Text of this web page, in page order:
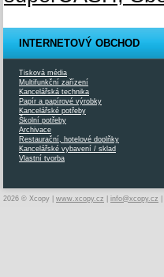
INTERNETOVÝ OBCHOD
Tisková média
Multifunkční zařízení
Kancelářská technika
Papír a papírové výrobky
Kancelářské potřeby
Školní potřeby
Archivace
Restaurační, hotelové doplňky
Kancelářské vybavení / sklad
Vlastní tvorba
2026 © Xcopy | www.xcopy.cz info@xcopy.cz